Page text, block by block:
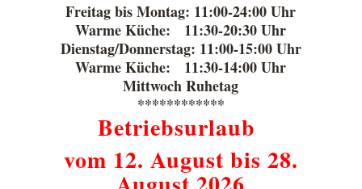
Freitag bis Montag: 11:00-24:00 Uhr
Warme Küche: 11:30-20:30 Uhr
Dienstag/Donnerstag: 11:00-15:00 Uhr
Warme Küche: 11:30-14:00 Uhr
Mittwoch Ruhetag
************
Betriebsurlaub
vom 12. August bis 28.